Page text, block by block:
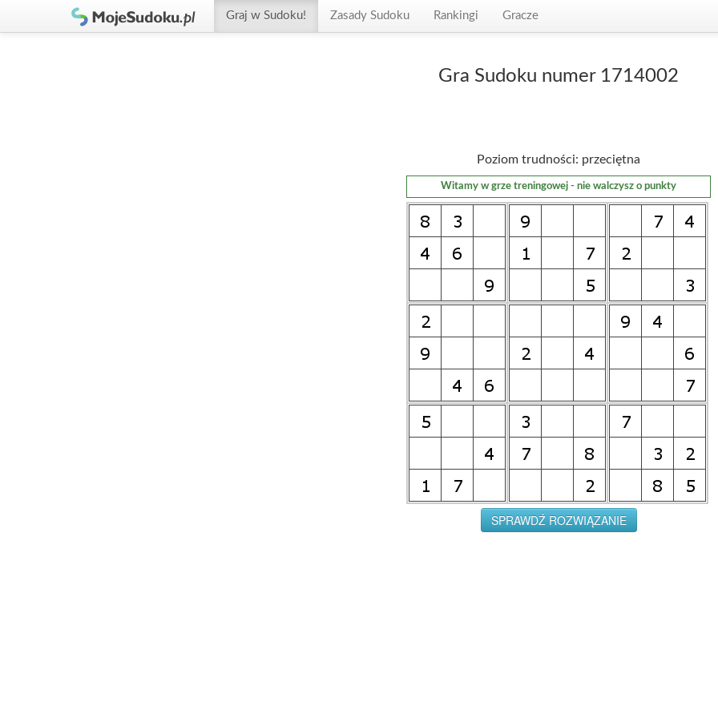
Graj w Sudoku! Zasady Sudoku Rankingi Gracze
Gra Sudoku numer 1714002
Poziom trudności: przeciętna
Witamy w grze treningowej - nie walczysz o punkty